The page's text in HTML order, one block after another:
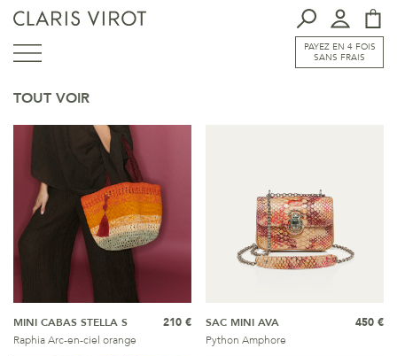
PAYEZ EN 4 FOIS
SANS FRAIS
TOUT VOIR
MINI CABAS STELLA S
Raphia Arc-en-ciel orange
210 €
SAC MINI AVA
Python Amphore
450 €